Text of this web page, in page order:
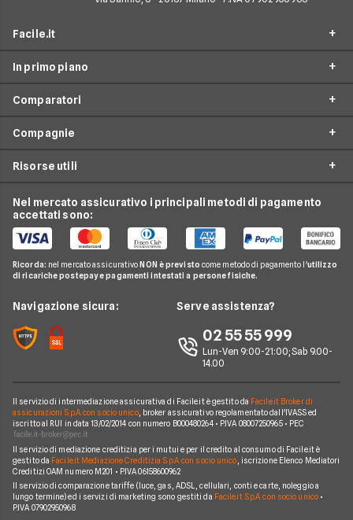
Facile.it
Assicurazioni
Prestiti
Conti e Carte
Telefonia Mobile
Pay TV
Noleggio Lungo Termine
News
Chi siamo
Perché scegliere Facile.it
Mappa del sito
In primo piano
Offerte Fibra
Offerte ADSL
Offerte Internet Casa
Offerte Internet Partita Iva
Internet senza linea fissa
Comparatori
Migliore Connessione Internet
Offerte Internet Satellitare
Internet Seconda Casa
Offerte Internet Illimitato
Compagnie
Vodafone
Fastweb
Linkem
Tiscali
Wind Tre
Aruba
Eolo
Operatori Internet Casa
Risorse utili
Verifica Copertura Fibra Ottica
Internet Speed Test
Argomenti in evidenza internet casa
Notizie internet casa
Domande frequenti internet casa
Nel mercato assicurativo i principali metodi di pagamento
accettati sono:
Ricorda: nel mercato assicurativoNON è previsto come metodo di pagamento l'utilizzo
di ricariche postepay e pagamenti intestati a persone fisiche.
Navigazione sicura: Serve assistenza?
02 55 55 999
Lun-Ven 9:00-21:00; Sab 9.00-
14.00
Il servizio di intermediazione assicurativa di Facile.it è gestito da Facile.it Broker di
assicurazioni S.p.A. con socio unico, broker assicurativo regolamentato dall'IVASS ed
iscritto al RUI in data 13/02/2014 con numero B000480264 • P.IVA 08007250965 • PEC
Il servizio di mediazione creditizia per i mutui e per il credito al consumo di Facile.it è
gestito da Facile.it Mediazione Creditizia S.p.A. con socio unico, iscrizione Elenco Mediatori
Creditizi OAM numero M201 • P.IVA 06158600962
Il servizio di comparazione tariffe (luce, gas, ADSL, cellulari, conti e carte, noleggio a
lungo termine) ed i servizi di marketing sono gestiti da Facile.it S.p.A. con socio unico•
P.IVA 07902950968